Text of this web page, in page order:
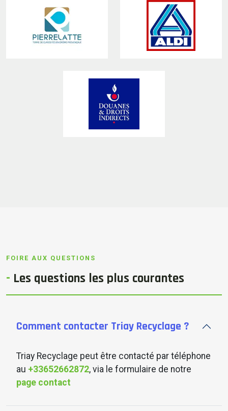
FOIRE AUX QUESTIONS
- Les questions les plus courantes
Comment contacter Triay Recyclage ?
Triay Recyclage peut être contacté par téléphone
au +33652662872, via le formulaire de notre
page contact